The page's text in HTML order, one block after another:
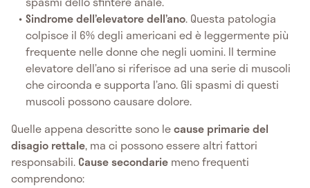
Sindrome dell’elevatore dell’ano. Questa patologia
colpisce il 6% degli americani ed è leggermente più
frequente nelle donne che negli uomini. Il termine
elevatore dell’ano si riferisce ad una serie di muscoli
che circonda e supporta l’ano. Gli spasmi di questi
muscoli possono causare dolore.
Quelle appena descritte sono lecause primarie del
disagio rettale, ma ci possono essere altri fattori
responsabili. Cause secondarie meno frequenti
comprendono: